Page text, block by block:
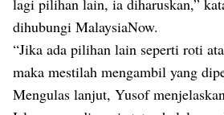
lagi pilihan lain, ia diharuskan,”
dihubungi MalaysiaNow.
“Jika ada pilihan lain seperti roti
maka mestilah mengambil yang
Mengulas lanjut, Yusof